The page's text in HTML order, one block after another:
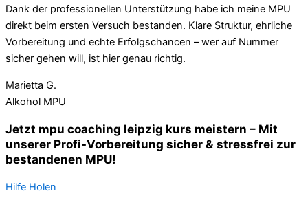
Dank der professionellen Unterstützung habe ich meine MPU
direkt beim ersten Versuch bestanden. Klare Struktur, ehrliche
Vorbereitung und echte Erfolgschancen – wer auf Nummer
sicher gehen will, ist hier genau richtig.
Marietta G.
Alkohol MPU
Jetzt mpu coaching leipzig kurs meistern – Mit
unserer Profi-Vorbereitung sicher & stressfrei zur
bestandenen MPU!
Hilfe Holen